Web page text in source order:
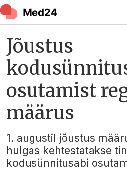
Jõustus
osutamist
määrus
1. augustil jõustus
hulgas kehtestatakse
kodusünnitusabi